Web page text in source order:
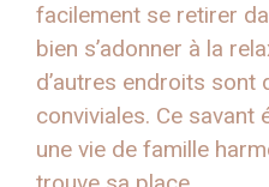
facilement se retirer
bien s’adonner à la
d’autres endroits sont
conviviales. Ce savant
une vie de famille